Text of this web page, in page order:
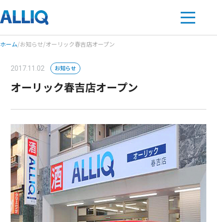
ホーム/お知らせ/オーリック春吉店オープン
2017.11.02 お知らせ
オーリック春吉店オープン